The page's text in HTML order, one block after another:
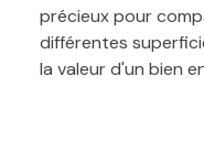
précieux pour
différentes
la valeur d'un bien